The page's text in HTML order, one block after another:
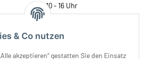
& Co nutzen
akzeptieren“ gestatten Sie den Einsatz
10 - 16 Uhr
10 - 16 Uhr
10 - 18 Uhr